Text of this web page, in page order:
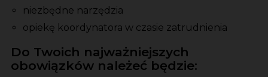
niezbędne narzędzia
opiekę koordynatora w czasie zatrudnienia
Do Twoich najważniejszych
obowiązków należeć będzie: